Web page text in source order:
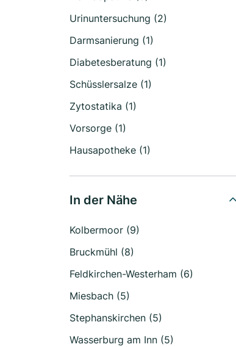
Urinuntersuchung (2)
Darmsanierung (1)
Diabetesberatung (1)
Schüsslersalze (1)
Zytostatika (1)
Vorsorge (1)
Hausapotheke (1)
In der Nähe
Kolbermoor (9)
Bruckmühl (8)
Feldkirchen-Westerham (6)
Miesbach (5)
Stephanskirchen (5)
Wasserburg am Inn (5)